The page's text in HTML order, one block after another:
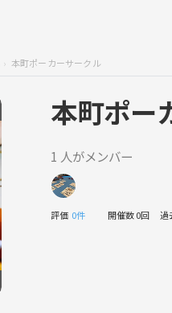
本町ポーカーサークル
本町ポー
1 人がメンバー
評価 0件 開催数 0回 過